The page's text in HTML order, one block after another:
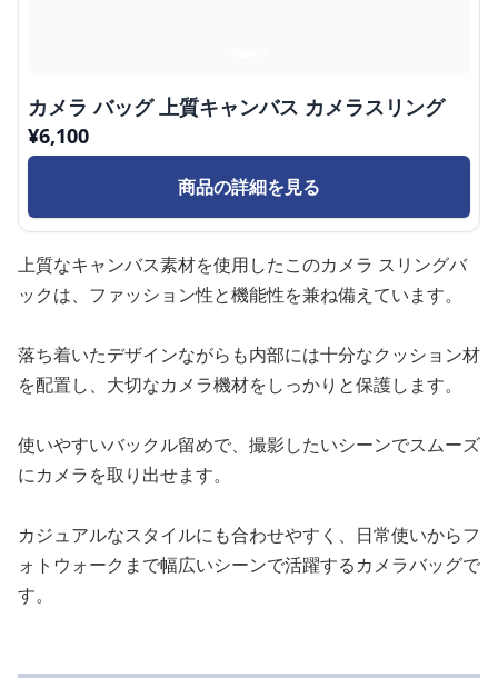
カメラ バッグ 上質キャンバス カメラスリング
¥6,100
商品の詳細を見る
上質なキャンバス素材を使用したこのカメラ スリングバ
ックは、ファッション性と機能性を兼ね備えています。
落ち着いたデザインながらも内部には十分なクッション材
を配置し、大切なカメラ機材をしっかりと保護します。
使いやすいバックル留めで、撮影したいシーンでスムーズ
にカメラを取り出せます。
カジュアルなスタイルにも合わせやすく、日常使いからフ
ォトウォークまで幅広いシーンで活躍するカメラバッグで
す。